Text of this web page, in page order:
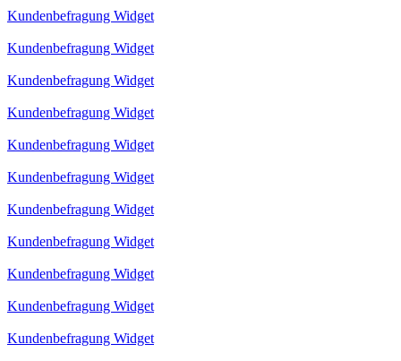
Kundenbefragung Widget
Kundenbefragung Widget
Kundenbefragung Widget
Kundenbefragung Widget
Kundenbefragung Widget
Kundenbefragung Widget
Kundenbefragung Widget
Kundenbefragung Widget
Kundenbefragung Widget
Kundenbefragung Widget
Kundenbefragung Widget